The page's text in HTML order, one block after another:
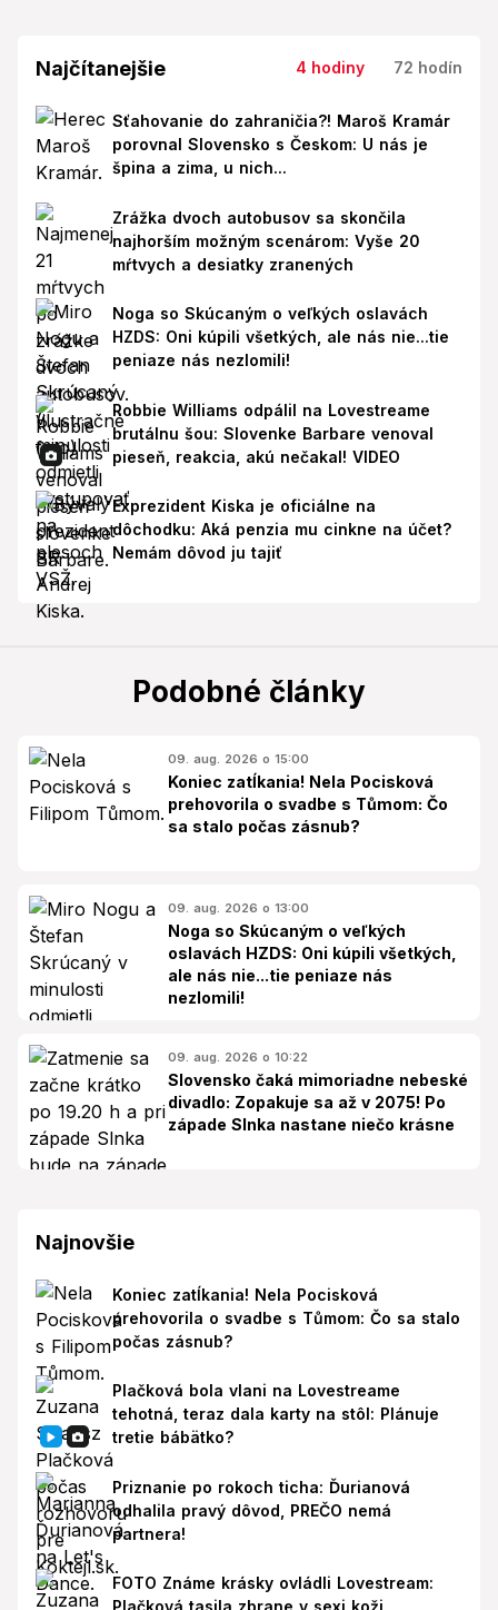
Najčítanejšie 4 hodiny 72 hodín
Sťahovanie do zahraničia?! Maroš Kramár
porovnal Slovensko s Českom: U nás je
špina a zima, u nich...
Zrážka dvoch autobusov sa skončila
najhorším možným scenárom: Vyše 20
mŕtvych a desiatky zranených
Noga so Skúcaným o veľkých oslavách
HZDS: Oni kúpili všetkých, ale nás nie...tie
peniaze nás nezlomili!
Robbie Williams odpálil na Lovestreame
brutálnu šou: Slovenke Barbare venoval
pieseň, reakcia, akú nečakal! VIDEO
Exprezident Kiska je oficiálne na
dôchodku: Aká penzia mu cinkne na účet?
Nemám dôvod ju tajiť
Podobné články
09. aug. 2026 o 15:00
Koniec zatĺkania! Nela Pocisková
prehovorila o svadbe s Tůmom: Čo
sa stalo počas zásnub?
09. aug. 2026 o 13:00
Noga so Skúcaným o veľkých
oslavách HZDS: Oni kúpili všetkých,
ale nás nie...tie peniaze nás
nezlomili!
09. aug. 2026 o 10:22
Slovensko čaká mimoriadne nebeské
divadlo: Zopakuje sa až v 2075! Po
západe Slnka nastane niečo krásne
Najnovšie
Koniec zatĺkania! Nela Pocisková
prehovorila o svadbe s Tůmom: Čo sa stalo
počas zásnub?
Plačková bola vlani na Lovestreame
tehotná, teraz dala karty na stôl: Plánuje
tretie bábätko?
Priznanie po rokoch ticha: Ďurianová
odhalila pravý dôvod, PREČO nemá
partnera!
FOTO Známe krásky ovládli Lovestream: